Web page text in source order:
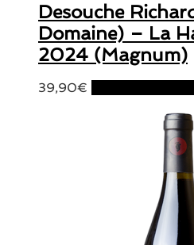
Desouche
Domaine) – La
2024 (Magnum)
39,90€